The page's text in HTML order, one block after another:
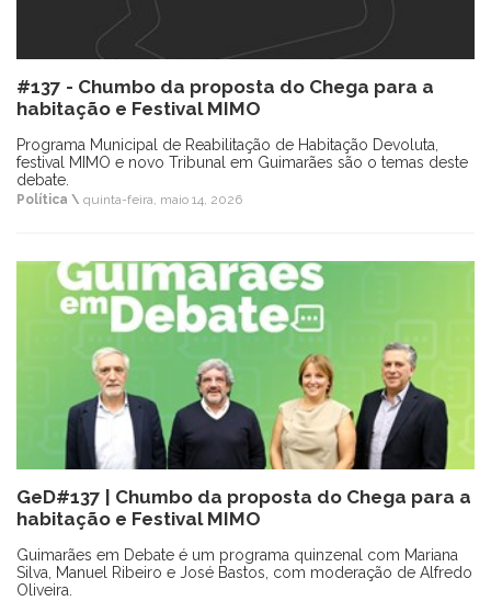
#137 - Chumbo da proposta do Chega para a
habitação e Festival MIMO
Programa Municipal de Reabilitação de Habitação Devoluta,
festival MIMO e novo Tribunal em Guimarães são o temas deste
debate.
Política \ quinta-feira, maio 14, 2026
GeD#137 | Chumbo da proposta do Chega para a
habitação e Festival MIMO
Guimarães em Debate é um programa quinzenal com Mariana
Silva, Manuel Ribeiro e José Bastos, com moderação de Alfredo
Oliveira.